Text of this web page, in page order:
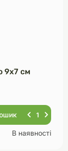
9х7 см
В наявності